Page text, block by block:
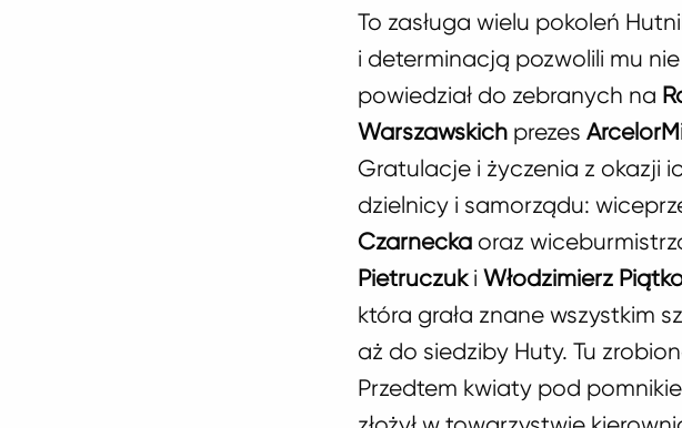
To zasługa wielu pokoleń
i determinacją pozwolili mu
powiedział do zebranych na
Warszawskich prezes
Gratulacje i życzenia z okazji
dzielnicy i samorządu:
Czarnecka oraz
Pietruczuki Włodzimierz
która grała znane wszystkim
aż do siedziby Huty. Tu
Przedtem kwiaty pod